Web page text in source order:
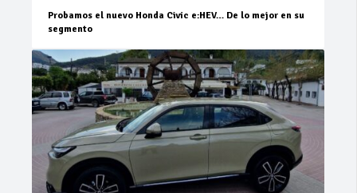
Probamos el nuevo Honda Civic e:HEV… De lo mejor en su
segmento